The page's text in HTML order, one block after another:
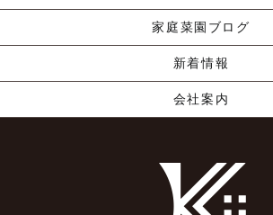
家庭菜園ブログ
新着情報
会社案内